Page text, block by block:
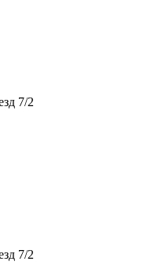
7/2
7/2